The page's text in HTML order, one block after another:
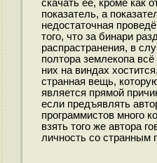
скачать её, кроме как
показатель, а
недостаточная
того, что за бинари
распрастранения, в
полтора землекопа
них на виндах
странная вещь,
является прямой
если предъявлять
программистов много
взять того же автора
личность со странным